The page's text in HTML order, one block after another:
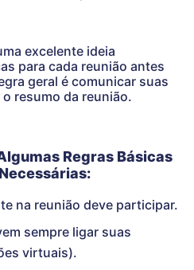
excelente ideia
para cada reunião antes
geral é comunicar suas
resumo da reunião.
Regras Básicas
na reunião deve participar.
sempre ligar suas
virtuais).